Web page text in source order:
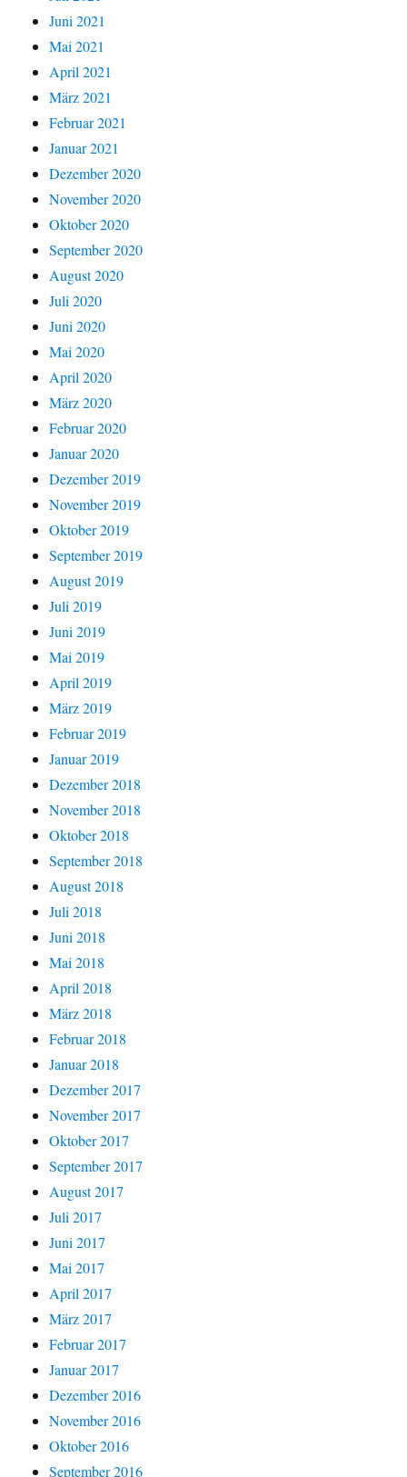
Juni 2021
Mai 2021
April 2021
März 2021
Februar 2021
Januar 2021
Dezember 2020
November 2020
Oktober 2020
September 2020
August 2020
Juli 2020
Juni 2020
Mai 2020
April 2020
März 2020
Februar 2020
Januar 2020
Dezember 2019
November 2019
Oktober 2019
September 2019
August 2019
Juli 2019
Juni 2019
Mai 2019
April 2019
März 2019
Februar 2019
Januar 2019
Dezember 2018
November 2018
Oktober 2018
September 2018
August 2018
Juli 2018
Juni 2018
Mai 2018
April 2018
März 2018
Februar 2018
Januar 2018
Dezember 2017
November 2017
Oktober 2017
September 2017
August 2017
Juli 2017
Juni 2017
Mai 2017
April 2017
März 2017
Februar 2017
Januar 2017
Dezember 2016
November 2016
Oktober 2016
September 2016